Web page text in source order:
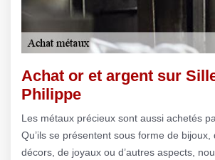
Achat or et argent sur
Philippe
Les métaux précieux sont aussi achetés
Qu’ils se présentent sous forme de
décors, de joyaux ou d’autres aspects,